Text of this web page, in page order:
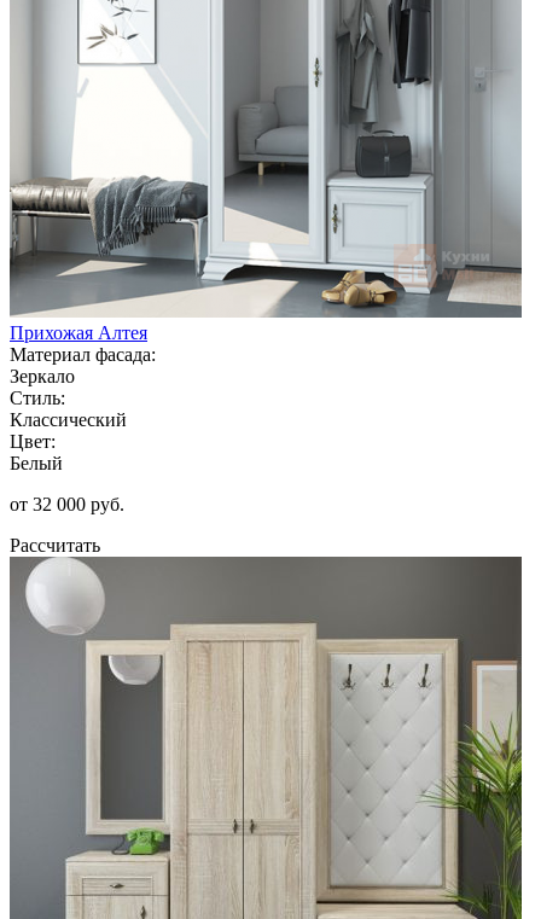
Прихожая Алтея
Материал фасада:
Зеркало
Стиль:
Классический
Цвет:
Белый
от 32 000 руб.
Рассчитать